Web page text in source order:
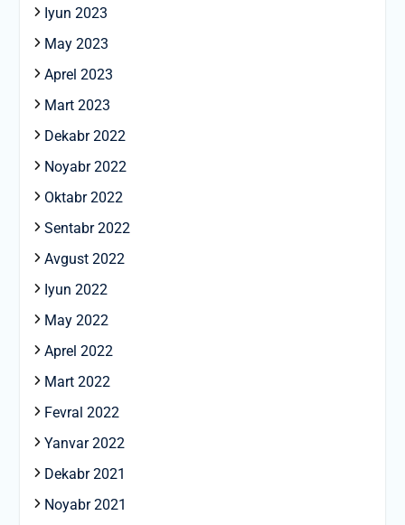
Iyun 2023
May 2023
Aprel 2023
Mart 2023
Dekabr 2022
Noyabr 2022
Oktabr 2022
Sentabr 2022
Avgust 2022
Iyun 2022
May 2022
Aprel 2022
Mart 2022
Fevral 2022
Yanvar 2022
Dekabr 2021
Noyabr 2021